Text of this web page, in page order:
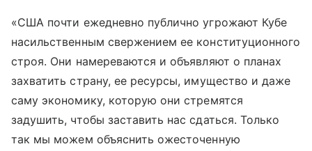
«США почти ежедневно публично угрожают Кубе
насильственным свержением ее конституционного
строя. Они намереваются и объявляют о планах
захватить страну, ее ресурсы, имущество и даже
саму экономику, которую они стремятся
задушить, чтобы заставить нас сдаться. Только
так мы можем объяснить ожесточенную